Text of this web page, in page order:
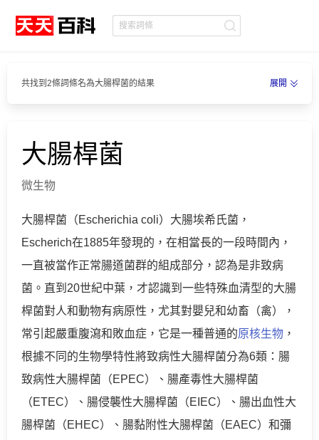
共找到2條詞條名為大腸桿菌的結果 展開
大腸桿菌
微生物
大腸桿菌（Escherichia coli）大腸埃希氏菌，
Escherich在1885年發現的，在相當長的一段時間內，
一直被當作正常腸道菌群的組成部分，認為是非致病
菌。直到20世紀中葉，才認識到一些特殊血清型的大腸
桿菌對人和動物有病原性，尤其對嬰兒和幼畜（禽），
常引起嚴重腹瀉和敗血症，它是一種普通的原核生物 ，
根據不同的生物學特性將致病性大腸桿菌分為6類：腸
致病性大腸桿菌（EPEC）、腸產毒性大腸桿菌
（ETEC）、腸侵襲性大腸桿菌（EIEC）、腸出血性大
腸桿菌（EHEC）、腸黏附性大腸桿菌（EAEC）和彌